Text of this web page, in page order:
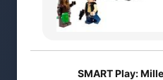
SMART Play: